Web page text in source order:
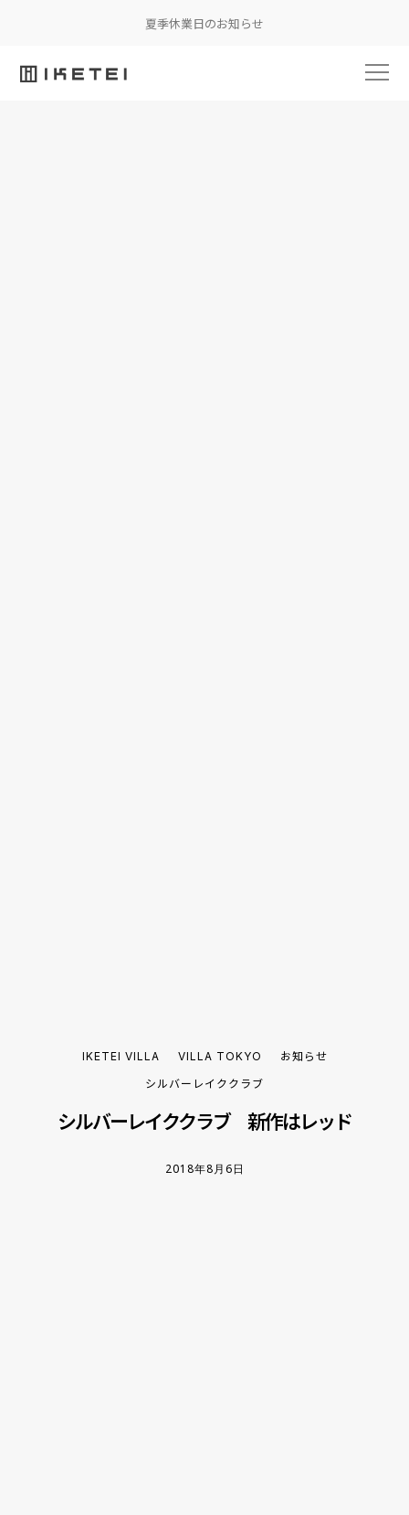
夏季休業日のお知らせ
IKETEI VILLA VILLA TOKYO
お知らせ
シルバーレイククラブ
シルバーレイククラブ 新作はレッド
2018年8月6日